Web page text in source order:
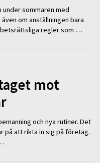
sommaren med
om anställningen bara
regler som …
mot
och nya rutiner. Det
på att rikta in sig på företag.